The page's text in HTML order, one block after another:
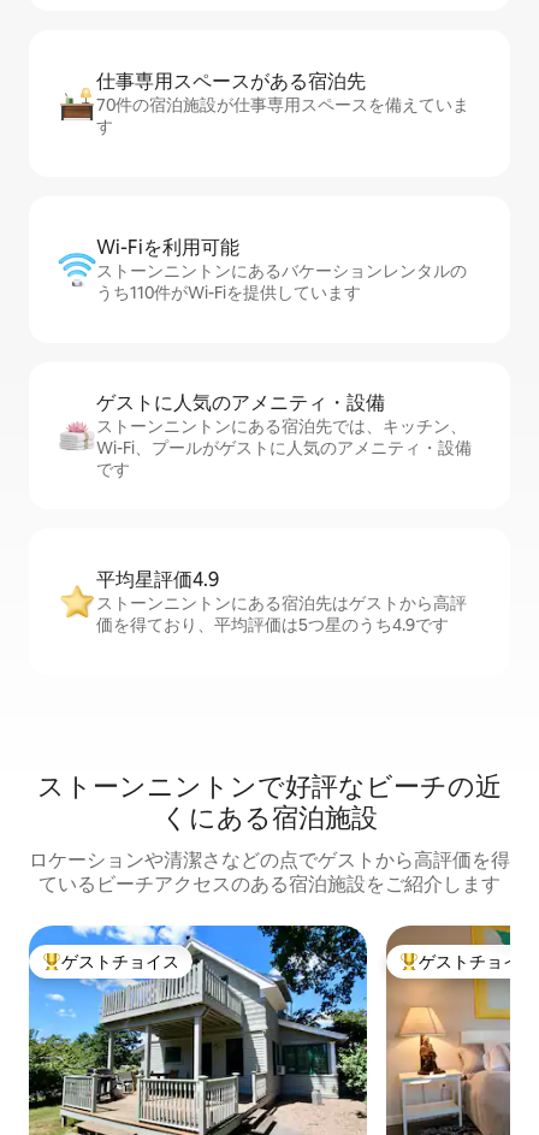
仕事専用ス⁠ペ⁠ー⁠スがあ⁠る宿⁠泊⁠先
70件の宿泊施設が仕事専用スペースを備えていま
す
Wi-Fiを利⁠用⁠可⁠能
ストーンニントンにあるバケーションレンタルの
うち110件がWi-Fiを提供しています
ゲストに人⁠気⁠のア⁠メ⁠ニ⁠テ⁠ィ・設⁠備
ストーンニントンにある宿泊先では、キッチン、
Wi-Fi、プールがゲストに人気のアメニティ・設備
です
平均星評価4.9
ストーンニントンにある宿泊先はゲストから高評
価を得ており、平均評価は5つ星のうち4.9です
ストーンニントンで好評なビーチの近
くにある宿泊施設
ロケーションや清潔さなどの点でゲストから高評価を得
ているビーチアクセスのある宿泊施設をご紹介します
大好評のゲストチョイスです。
ゲストチョイス 大好評のゲスト
ゲストチョイス